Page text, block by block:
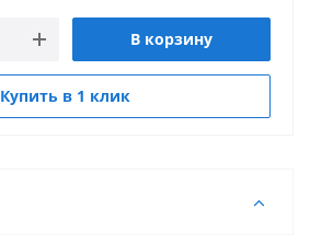
В корзину
Купить в 1 клик